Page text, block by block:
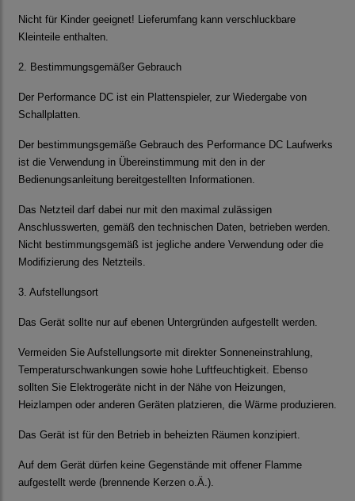
Nicht für Kinder geeignet! Lieferumfang kann verschluckbare
Kleinteile enthalten.
2. Bestimmungsgemäßer Gebrauch
Der Performance DC ist ein Plattenspieler, zur Wiedergabe von
Schallplatten.
Der bestimmungsgemäße Gebrauch des Performance DC Laufwerks
ist die Verwendung in Übereinstimmung mit den in der
Bedienungsanleitung bereitgestellten Informationen.
Das Netzteil darf dabei nur mit den maximal zulässigen
Anschlusswerten, gemäß den technischen Daten, betrieben werden.
Nicht bestimmungsgemäß ist jegliche andere Verwendung oder die
Modifizierung des Netzteils.
3. Aufstellungsort
Das Gerät sollte nur auf ebenen Untergründen aufgestellt werden.
Vermeiden Sie Aufstellungsorte mit direkter Sonneneinstrahlung,
Temperaturschwankungen sowie hohe Luftfeuchtigkeit. Ebenso
sollten Sie Elektrogeräte nicht in der Nähe von Heizungen,
Heizlampen oder anderen Geräten platzieren, die Wärme produzieren.
Das Gerät ist für den Betrieb in beheizten Räumen konzipiert.
Auf dem Gerät dürfen keine Gegenstände mit offener Flamme
aufgestellt werde (brennende Kerzen o.Ä.).